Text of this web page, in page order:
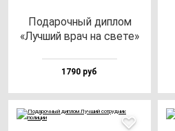
Пода­роч­ный дип­лом
«Луч­ший врач на све­те»
1790 руб